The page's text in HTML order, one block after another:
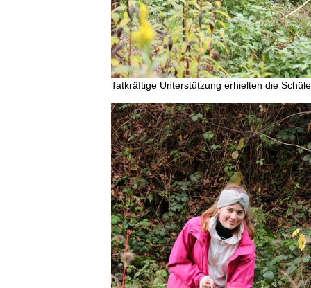
Tatkräftige Unterstützung erhielten die